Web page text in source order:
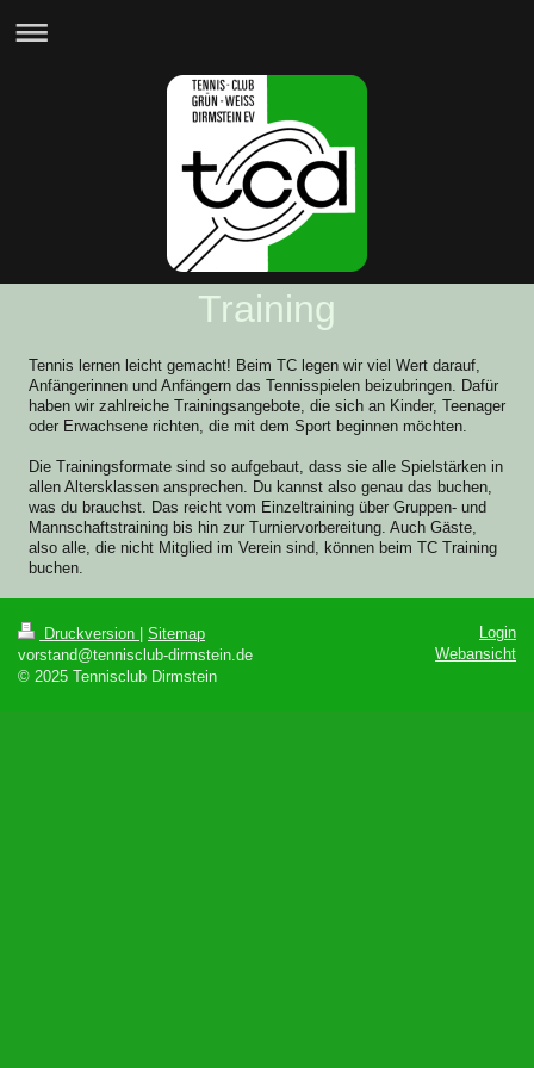
Training
Tennis lernen leicht gemacht! Beim TC legen wir viel Wert darauf,
Anfängerinnen und Anfängern das Tennisspielen beizubringen. Dafür
haben wir zahlreiche Trainingsangebote, die sich an Kinder, Teenager
oder Erwachsene richten, die mit dem Sport beginnen möchten.
Die Trainingsformate sind so aufgebaut, dass sie alle Spielstärken in
allen Altersklassen ansprechen. Du kannst also genau das buchen,
was du brauchst. Das reicht vom Einzeltraining über Gruppen- und
Mannschaftstraining bis hin zur Turniervorbereitung. Auch Gäste,
also alle, die nicht Mitglied im Verein sind, können beim TC Training
buchen.
Druckversion
Sitemap
vorstand@tennisclub-dirmstein.de
© 2025 Tennisclub Dirmstein
Login
Webansicht